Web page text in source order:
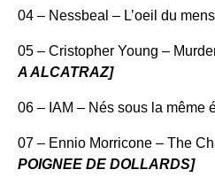
04 – Nessbeal – L’oeil du
05 – Cristopher Young –
A ALCATRAZ]
06 – IAM – Nés sous la même
07 – Ennio Morricone – The
POIGNEE DE DOLLARDS]